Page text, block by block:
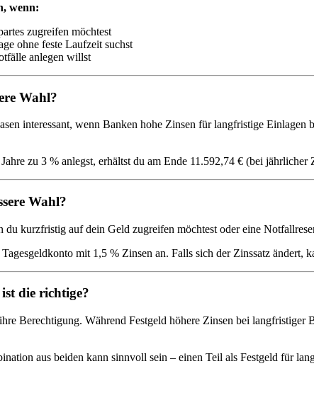
wenn:
zugreifen möchtest
ohne feste Laufzeit suchst
anlegen willst
Wahl?
interessant, wenn Banken hohe Zinsen für langfristige
zu 3 % anlegst, erhältst du am Ende 11.592,74 € (bei jährlicher
Wahl?
du kurzfristig auf dein Geld zugreifen möchtest oder eine
mit 1,5 % Zinsen an. Falls sich der Zinssatz ändert,
die richtige?
Berechtigung. Während Festgeld höhere Zinsen bei
aus beiden kann sinnvoll sein – einen Teil als Festgeld für